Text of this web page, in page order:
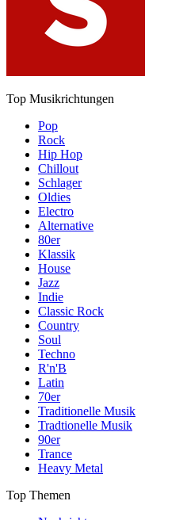
Top Musikrichtungen
Pop
Rock
Hip Hop
Chillout
Schlager
Oldies
Electro
Alternative
80er
Klassik
House
Jazz
Indie
Classic Rock
Country
Soul
Techno
R'n'B
Latin
70er
Traditionelle Musik
Tradtionelle Musik
90er
Trance
Heavy Metal
Top Themen